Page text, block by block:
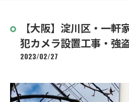
【大阪】淀川区・一軒
犯カメラ設置工事・強
2023/02/27